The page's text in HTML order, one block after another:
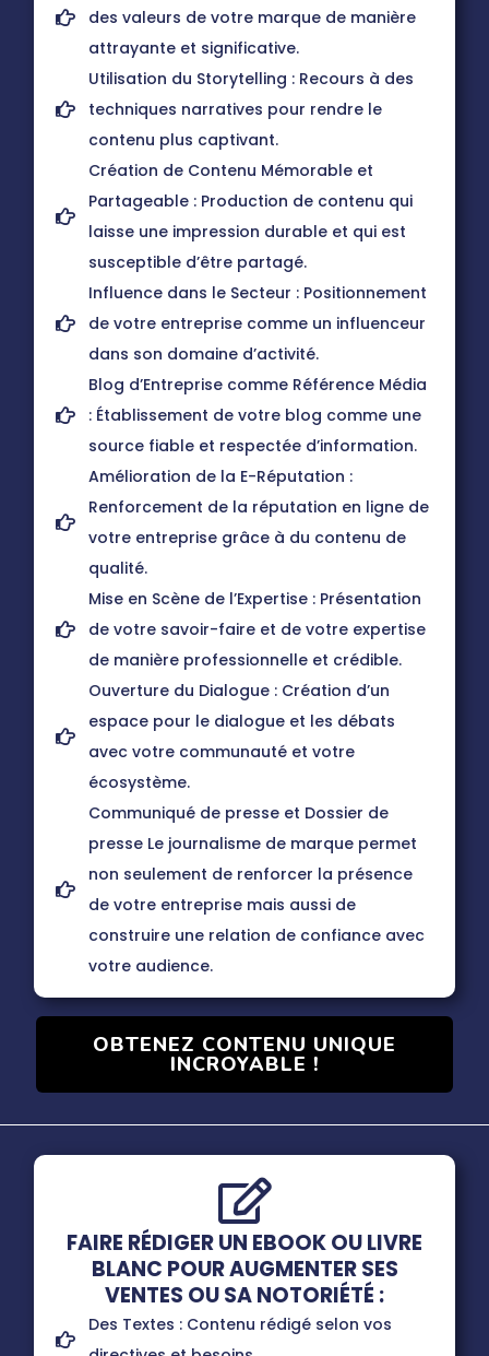
des valeurs de votre marque de manière
attrayante et significative.
Utilisation du Storytelling : Recours à des
techniques narratives pour rendre le
contenu plus captivant.
Création de Contenu Mémorable et
Partageable : Production de contenu qui
laisse une impression durable et qui est
susceptible d’être partagé.
Influence dans le Secteur : Positionnement
de votre entreprise comme un influenceur
dans son domaine d’activité.
Blog d’Entreprise comme Référence Média
: Établissement de votre blog comme une
source fiable et respectée d’information.
Amélioration de la E-Réputation :
Renforcement de la réputation en ligne de
votre entreprise grâce à du contenu de
qualité.
Mise en Scène de l’Expertise : Présentation
de votre savoir-faire et de votre expertise
de manière professionnelle et crédible.
Ouverture du Dialogue : Création d’un
espace pour le dialogue et les débats
avec votre communauté et votre
écosystème.
Communiqué de presse et Dossier de
presse Le journalisme de marque permet
non seulement de renforcer la présence
de votre entreprise mais aussi de
construire une relation de confiance avec
votre audience.
OBTENEZ CONTENU UNIQUE
INCROYABLE !
FAIRE RÉDIGER UN EBOOK OU LIVRE
BLANC POUR AUGMENTER SES
VENTES OU SA NOTORIÉTÉ :
Des Textes : Contenu rédigé selon vos